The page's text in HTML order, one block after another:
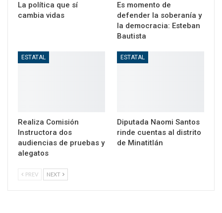
La política que sí
cambia vidas
Es momento de
defender la soberanía y
la democracia: Esteban
Bautista
ESTATAL
Realiza Comisión
Instructora dos
audiencias de pruebas y
alegatos
ESTATAL
Diputada Naomi Santos
rinde cuentas al distrito
de Minatitlán
PREV NEXT